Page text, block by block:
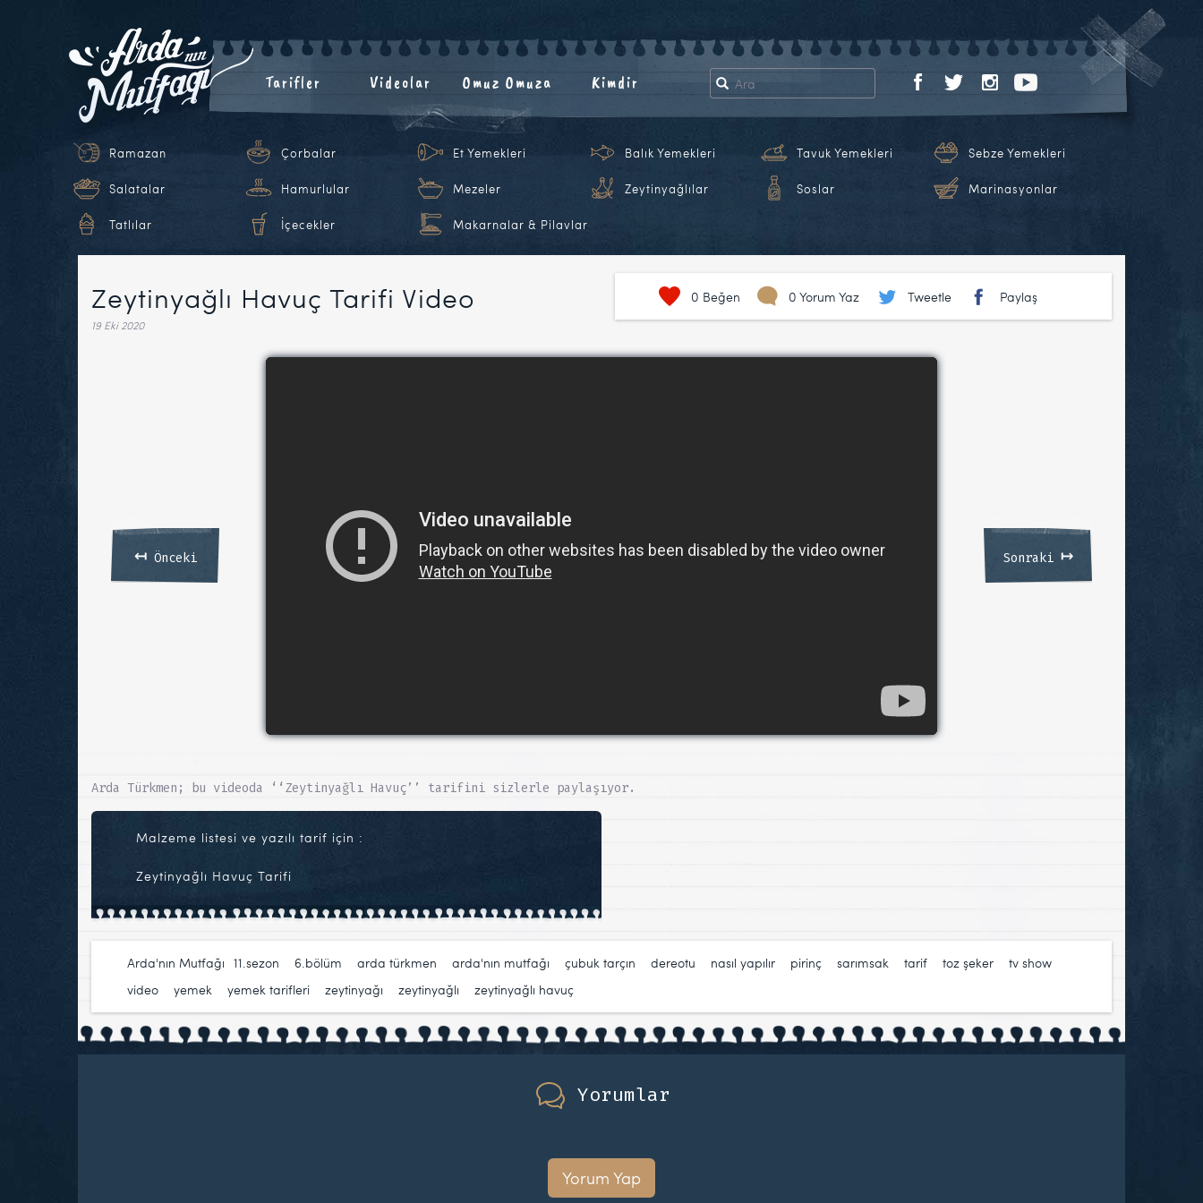
Tarifler Videolar Omuz Omuza Kimdir
Ramazan Çorbalar Et Yemekleri Balık Yemekleri Tavuk Yemekleri Sebze Yemekleri
Salatalar Hamurlular Mezeler Zeytinyağlılar Soslar Marinasyonlar
Tatlılar İçecekler Makarnalar & Pilavlar
Zeytinyağlı Havuç Tarifi Video
19 Eki 2020
0 Beğen 0 Yorum Yaz Tweetle Paylaş
↤Önceki Sonraki ↦
Arda Türkmen; bu videoda ‘‘Zeytinyağlı Havuç’’ tarifini sizlerle paylaşıyor.
Malzeme listesi ve yazılı tarif için :
Zeytinyağlı Havuç Tarifi
Arda'nın Mutfağı 11.sezon 6.bölüm arda türkmen arda'nın mutfağı çubuk tarçın dereotu nasıl yapılır pirinç sarımsak tarif toz şeker tv show
video
yemek yemek tarifleri zeytinyağı zeytinyağlı zeytinyağlı havuç
Yorumlar
Yorum Yap